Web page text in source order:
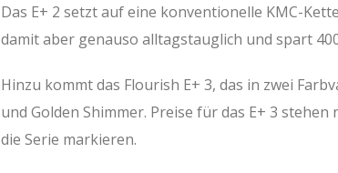
Das E+ 2 setzt auf eine konventionelle KMC-
damit aber genauso alltagstauglich und spart
Hinzu kommt das Flourish E+ 3, das in zwei
und Golden Shimmer. Preise für das E+ 3
die Serie markieren.